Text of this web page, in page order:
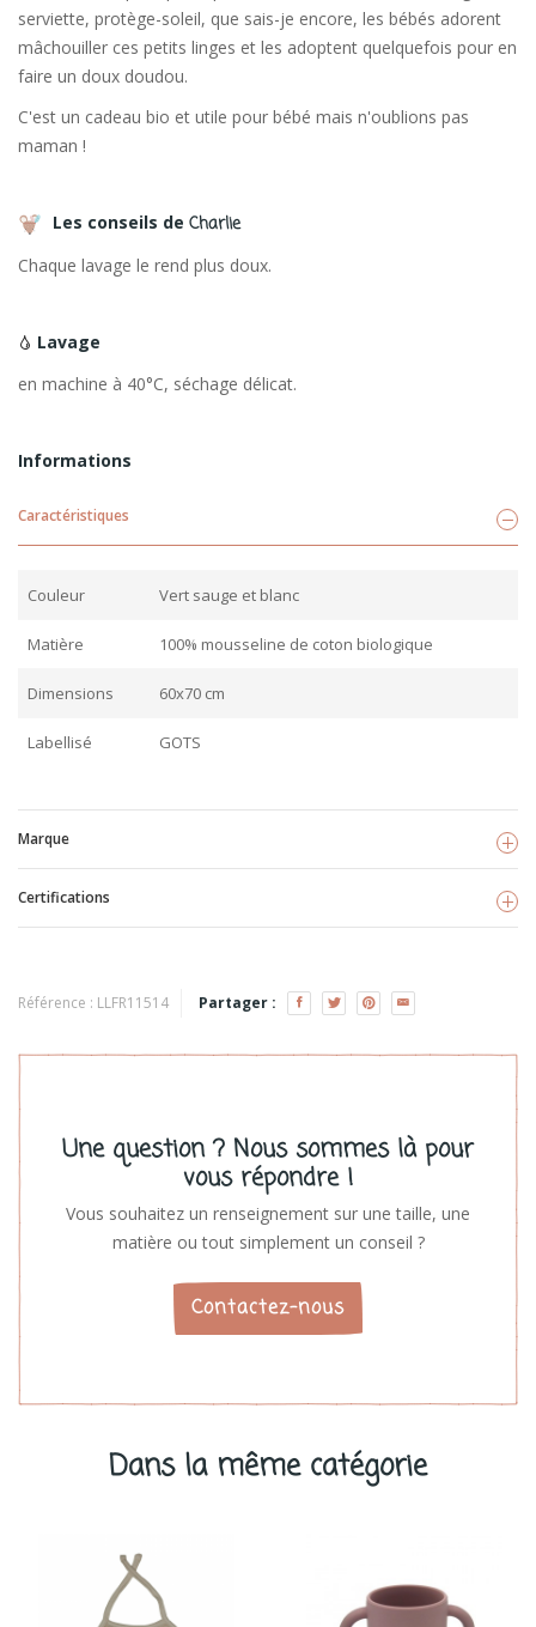
serviette, protège-soleil, que sais-je encore, les bébés adorent
mâchouiller ces petits linges et les adoptent quelquefois pour en
faire un doux doudou.
C'est un cadeau bio et utile pour bébé mais n'oublions pas
maman !
Les conseils de Charlie
Chaque lavage le rend plus doux.
Lavage
en machine à 40°C, séchage délicat.
Informations
Caractéristiques
Couleur Vert sauge et blanc
Matière 100% mousseline de coton biologique
Dimensions 60x70 cm
Labellisé GOTS
Marque
Voir les produits
Certifications
Référence : LLFR11514 Partager :
Une question ? Nous sommes là pour
vous répondre !
Vous souhaitez un renseignement sur une taille, une
matière ou tout simplement un conseil ?
Contactez-nous
Dans la même catégorie